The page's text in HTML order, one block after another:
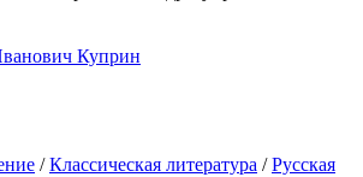
Куприн
/Классическая литература /Русская